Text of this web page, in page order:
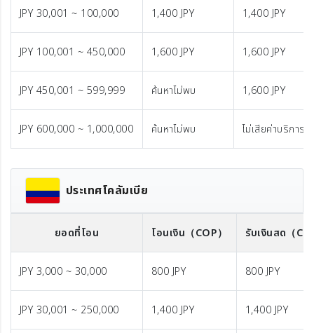
JPY 30,001 ~ 100,000 1,400 JPY 1,400 JPY
JPY 100,001 ~ 450,000 1,600 JPY 1,600 JPY
JPY 450,001 ~ 599,999 ค้นหาไม่พบ 1,600 JPY
JPY 600,000 ~ 1,000,000 ค้นหาไม่พบ ไม่เสียค่าบริการ
ประเทศโคลัมเบีย
ยอดที่โอน โอนเงิน （COP） รับเงินสด （
JPY 3,000 ~ 30,000 800 JPY 800 JPY
JPY 30,001 ~ 250,000 1,400 JPY 1,400 JPY